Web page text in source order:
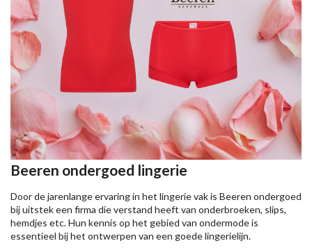
Beeren ondergoed lingerie
Door de jarenlange ervaring in het lingerie vak is Beeren ondergoed
bij uitstek een firma die verstand heeft van onderbroeken, slips,
hemdjes etc. Hun kennis op het gebied van ondermode is
essentieel bij het ontwerpen van een goede lingerielijn.